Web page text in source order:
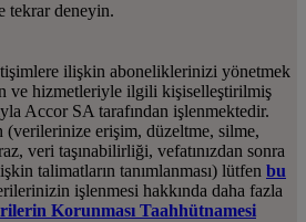
deneyin.
ilişkin aboneliklerinizi yönetmek
ve hizmetleriyle ilgili kişiselleştirilmiş
Accor SA tarafından işlenmektedir.
(verilerinize erişim, düzeltme, silme,
veri taşınabilirliği, vefatınızdan sonra
talimatların tanımlanması) lütfen bu
işlenmesi hakkında daha fazla
Korunması Taahhütnamesi